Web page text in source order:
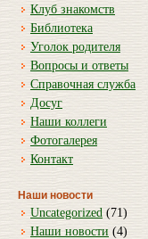
Клуб знакомств
Библиотека
Уголок родителя
Вопросы и ответы
Справочная служба
Досуг
Наши коллеги
Фотогалерея
Контакт
Наши новости
Uncategorized (71)
Наши новости (4)